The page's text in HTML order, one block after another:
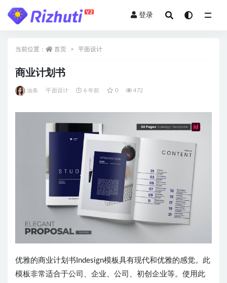
登录
当前位置： 首页 平面设计
商业计划书
油条 平面设计 6 年前 0 472
优雅的商业计划书Indesign模板具有现代和优雅的感觉。此
模板非常适合于公司、企业、公司、初创企业等。使用此